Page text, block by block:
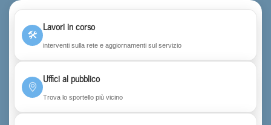
🛠
Lavori in corso
interventi sulla rete e aggiornamenti sul servizio
Uffici al pubblico
Trova lo sportello più vicino